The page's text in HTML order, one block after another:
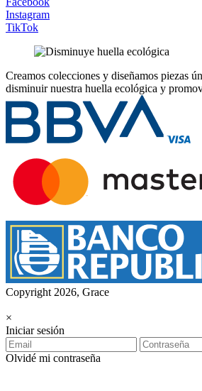
Instagram
TikTok
Creamos colecciones y diseñamos piezas
disminuir nuestra huella ecológica y
Copyright 2026, Grace
×
Iniciar sesión
Olvidé mi contraseña